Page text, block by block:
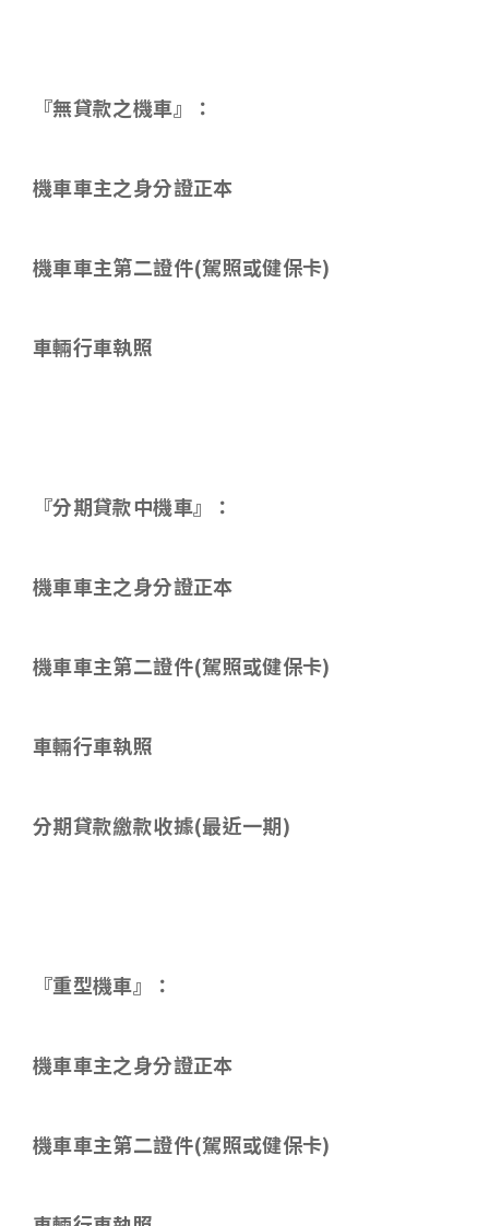
『無貸款之機車』：
機車車主之身分證正本
機車車主第二證件(駕照或健保卡)
車輛行車執照
『分期貸款中機車』：
機車車主之身分證正本
機車車主第二證件(駕照或健保卡)
車輛行車執照
分期貸款繳款收據(最近一期)
『重型機車』：
機車車主之身分證正本
機車車主第二證件(駕照或健保卡)